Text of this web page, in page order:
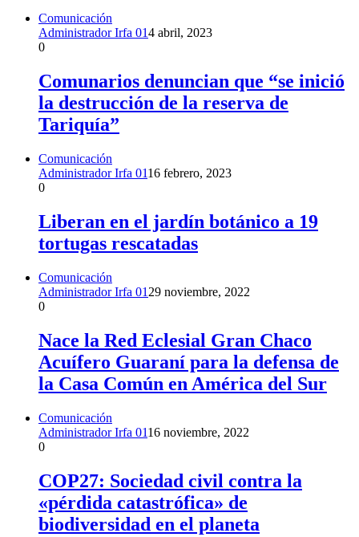
Comunicación
Administrador Irfa 014 abril, 2023
0
Comunarios denuncian que “se inició
la destrucción de la reserva de
Tariquía”
Comunicación
Administrador Irfa 0116 febrero, 2023
0
Liberan en el jardín botánico a 19
tortugas rescatadas
Comunicación
Administrador Irfa 01 29 noviembre, 2022
0
Nace la Red Eclesial Gran Chaco
Acuífero Guaraní para la defensa de
la Casa Común en América del Sur
Comunicación
Administrador Irfa 0116 noviembre, 2022
0
COP27: Sociedad civil contra la
«pérdida catastrófica» de
biodiversidad en el planeta